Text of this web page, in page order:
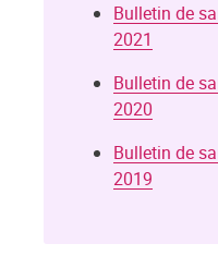
Bulletin de
2021
Bulletin de
2020
Bulletin de
2019